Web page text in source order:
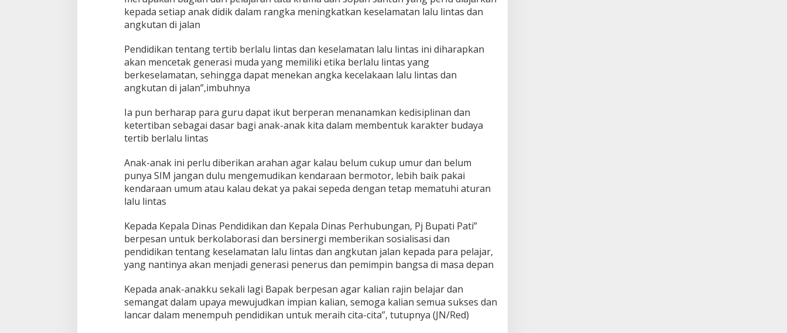
kepada setiap anak didik dalam rangka meningkatkan keselamatan lalu lintas dan
angkutan di jalan
Pendidikan tentang tertib berlalu lintas dan keselamatan lalu lintas ini diharapkan
akan mencetak generasi muda yang memiliki etika berlalu lintas yang
berkeselamatan, sehingga dapat menekan angka kecelakaan lalu lintas dan
angkutan di jalan”,imbuhnya
Ia pun berharap para guru dapat ikut berperan menanamkan kedisiplinan dan
ketertiban sebagai dasar bagi anak-anak kita dalam membentuk karakter budaya
tertib berlalu lintas
Anak-anak ini perlu diberikan arahan agar kalau belum cukup umur dan belum
punya SIM jangan dulu mengemudikan kendaraan bermotor, lebih baik pakai
kendaraan umum atau kalau dekat ya pakai sepeda dengan tetap mematuhi aturan
lalu lintas
Kepada Kepala Dinas Pendidikan dan Kepala Dinas Perhubungan, Pj Bupati Pati”
berpesan untuk berkolaborasi dan bersinergi memberikan sosialisasi dan
pendidikan tentang keselamatan lalu lintas dan angkutan jalan kepada para pelajar,
yang nantinya akan menjadi generasi penerus dan pemimpin bangsa di masa depan
Kepada anak-anakku sekali lagi Bapak berpesan agar kalian rajin belajar dan
semangat dalam upaya mewujudkan impian kalian, semoga kalian semua sukses dan
lancar dalam menempuh pendidikan untuk meraih cita-cita”, tutupnya (JN/Red)